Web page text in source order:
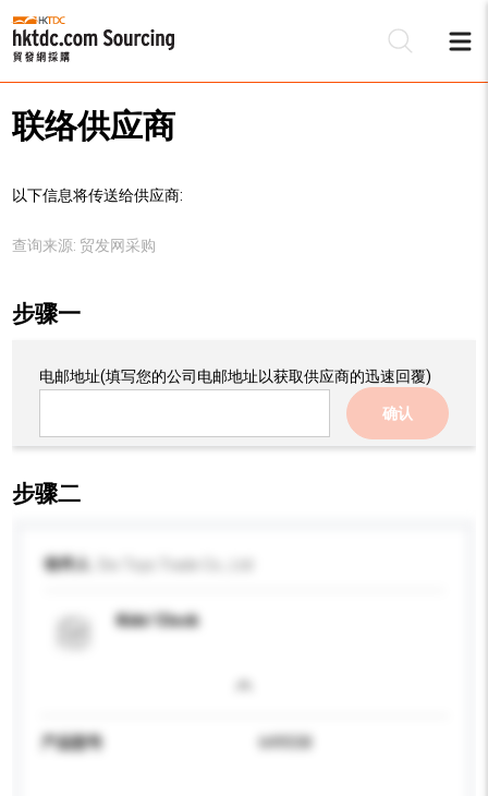
联络供应商
以下信息将传送给供应商:
查询来源: 贸发网采购
步骤一
电邮地址(填写您的公司电邮地址以获取供应商的迅速回覆)
确认
步骤二
收件人
Kids' Clock
产品型号 649558